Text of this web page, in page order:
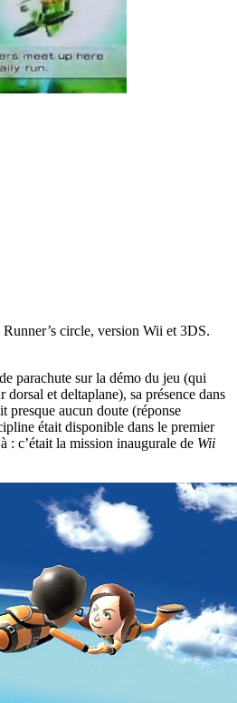
circle, version Wii et 3DS.
parachute sur la démo du jeu (qui
et deltaplane), sa présence dans
presque aucun doute (réponse
était disponible dans le premier
: c’était la mission inaugurale de Wii